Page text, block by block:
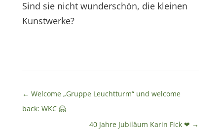
Sind sie nicht wunderschön, die kleinen
Kunstwerke?
← Welcome „Gruppe Leuchtturm“ und welcome
back: WKC 🤗
40 Jahre Jubiläum Karin Fick ❤ →